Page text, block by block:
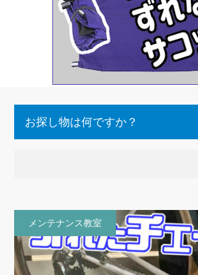
お探し物は何ですか？
メンテナンス教室